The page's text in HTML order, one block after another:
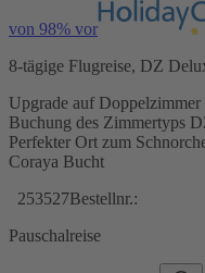
von 98% vor
8-tägige Flugreise, DZ
Upgrade auf
Buchung des Zimmertyps
Perfekter Ort zum
Coraya Bucht
253527Bestellnr.:
Pauschalreise